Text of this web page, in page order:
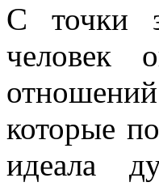
С точки
человек
которые
идеала